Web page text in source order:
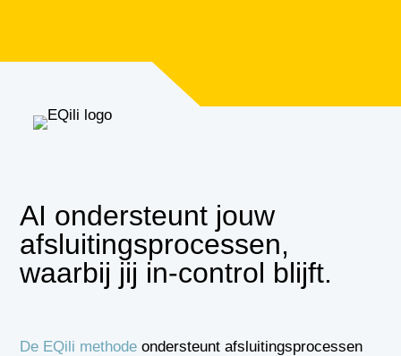
AI ondersteunt jouw
afsluitingsprocessen,
waarbij jij in-control blijft.
De EQili methode ondersteunt afsluitingsprocessen